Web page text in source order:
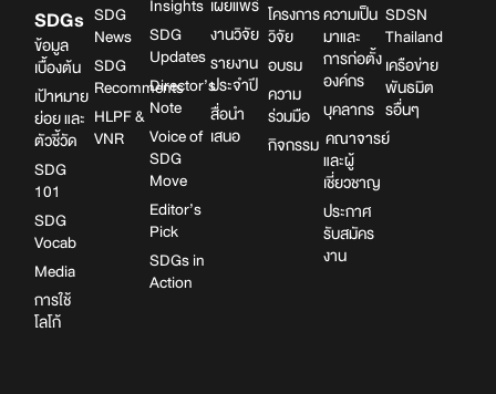
SDGs
ข้อมูล
เบื้องต้น
เป้าหมาย
ย่อย และ
ตัวชี้วัด
SDG
101
SDG
Vocab
Media
การใช้
โลโก้
SDG
News
SDG
Recomments
HLPF &
VNR
SDG
Updates
Director’s
Note
Voice of
SDG
Move
Editor’s
Pick
SDGs in
Action
งานวิจัย
รายงาน
ประจำปี
สื่อนำ
เสนอ
โครงการ
วิจัย
อบรม
ความ
ร่วมมือ
กิจกรรม
ความเป็น
มาและ
การก่อตั้ง
องค์กร
บุคลากร
คณาจารย์
และผู้
เชี่ยวชาญ
ประกาศ
รับสมัคร
งาน
SDSN
Thailand
เครือข่าย
พันธมิต
รอื่นๆ